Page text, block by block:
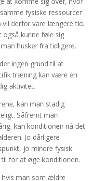
fysiske ressourcer
derfor vare længere tid.
kunne føle sig
husker fra tidligere.
ingen grund til at
træning kan være en
aktivitet.
kan man stadig
Såfremt man
kan konditionen nå det
Jo dårligere
jo mindre fysisk
for at øge konditionen.
hvis man som ældre